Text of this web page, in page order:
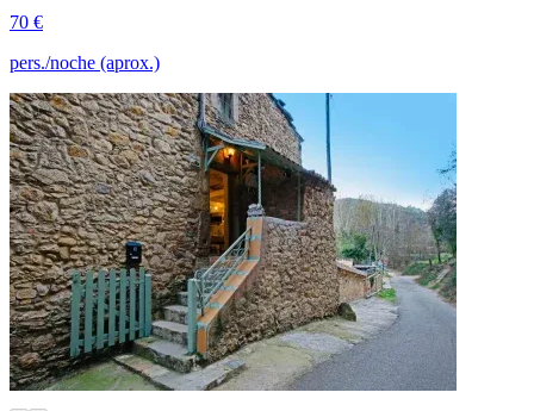
70 €
pers./noche (aprox.)